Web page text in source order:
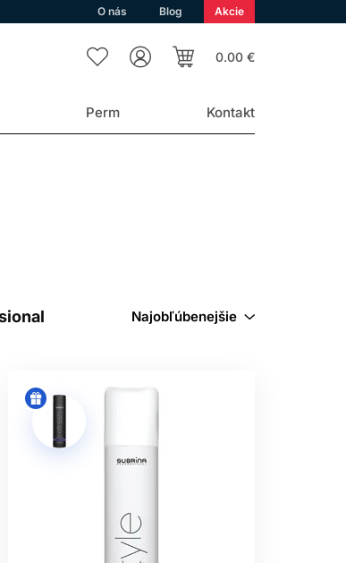
O nás Blog Akcie
0.00 €
Perm Kontakt
Najobľúbenejšie